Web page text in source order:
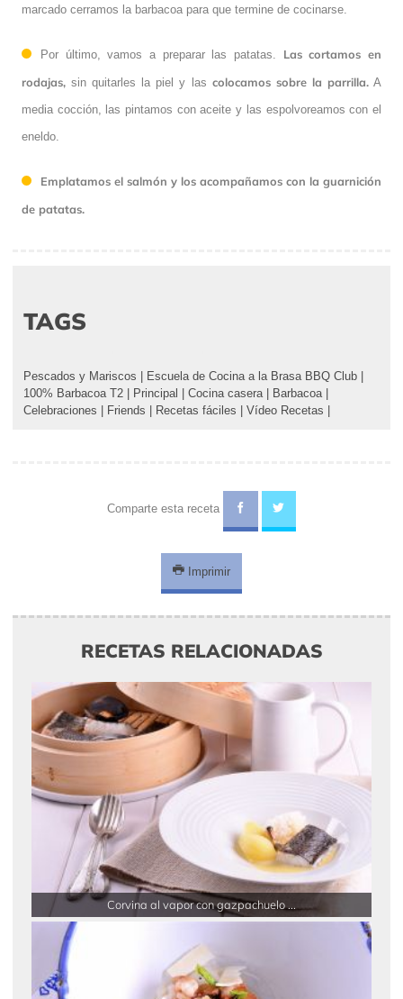
marcado cerramos la barbacoa para que termine de cocinarse.
Por último, vamos a preparar las patatas. Las cortamos en
rodajas, sin quitarles la piel y las colocamos sobre la parrilla.A
media cocción, las pintamos con aceite y las espolvoreamos con el
eneldo.
Emplatamos el salmón y los acompañamos con la guarnición
de patatas.
TAGS
Pescados y Mariscos Escuela de Cocina a la Brasa BBQ Club
100% Barbacoa T2
Principal Cocina casera| Barbacoa|
Celebraciones
Friends Recetas fáciles Vídeo Recetas
Comparte esta receta
Imprimir
RECETAS RELACIONADAS
Corvina al vapor con gazpachuelo ...